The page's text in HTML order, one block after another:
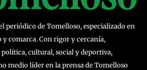
periódico de Tomelloso, especializado en
y comarca. Con rigor y cercanía,
cultural, social y deportiva,
medio líder en la prensa de Tomelloso